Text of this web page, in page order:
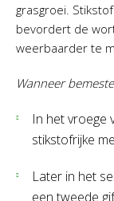
grasgroei.
bevordert de
weerbaarder te
Wanneer
In het vroege
stikstofrijke
Later in het
een tweede